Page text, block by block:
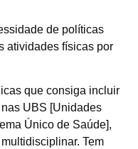
de políticas
atividades físicas por
que consiga incluir
UBS [Unidades
Único de Saúde],
Tem